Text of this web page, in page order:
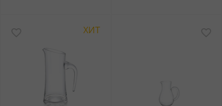
ХИТ